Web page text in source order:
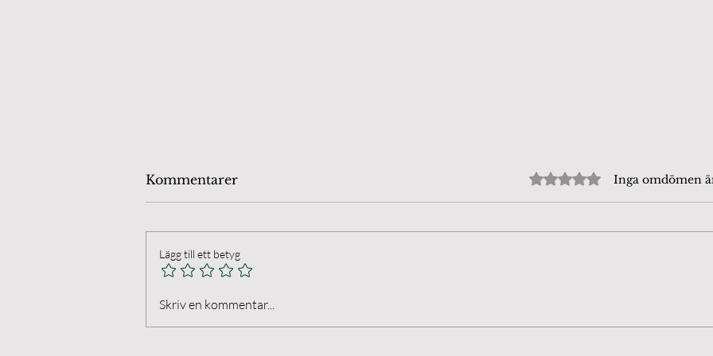
Öland Chamber Players.
Kommentarer Betygsatt till 0 av 5
Inga omdömen
Lägg till ett betyg
Skriv en kommentar...